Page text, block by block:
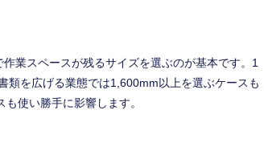
業スペースが残るサイズを選ぶのが基本です。1
類を広げる業態では1,600mm以上を選ぶケースも
使い勝手に影響します。